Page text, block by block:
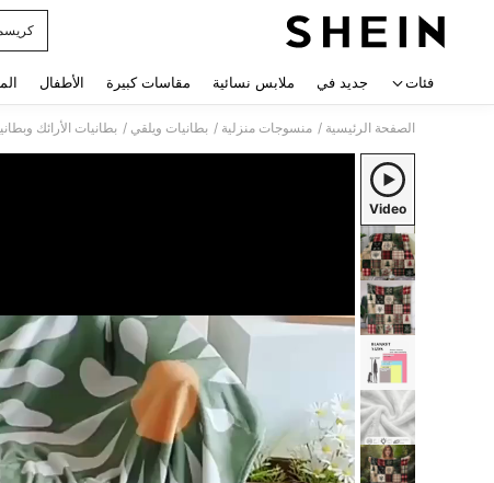
فئات جديد في ملابس نسائية مقاسات كبيرة الأطفال
الصفحة الرئيسية / منسوجات منزلية / بطانيات ويلقي / بطانيات الأرائك
Video